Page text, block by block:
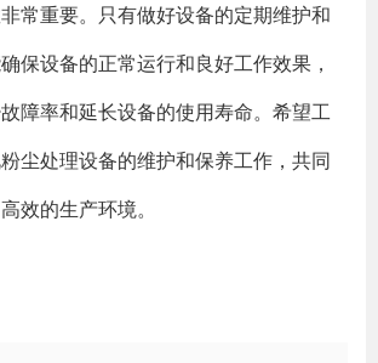
常重要。只有做好设备的定期维护和
保设备的正常运行和良好工作效果，
障率和延长设备的使用寿命。希望工
尘处理设备的维护和保养工作，共同
效的生产环境。